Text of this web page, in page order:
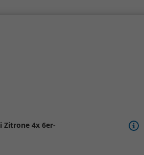
Zitrone 4x 6er-